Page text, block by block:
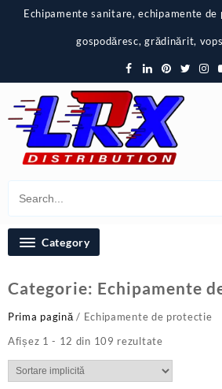
Echipamente sanitare, echipamente de
gospodăresc, grădinărit,
Category
Categorie: Echipamente
Prima pagină/ Echipamente de protectie
Afișez 1 - 12 din 109 rezultate